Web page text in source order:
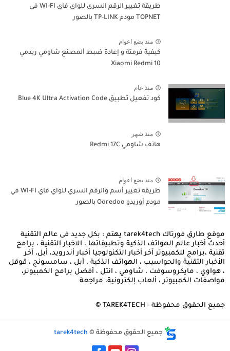
طريقة تغيير الرقم السري للواي فاي WI-FI في
TOPNET مودم TP-LINK بالصور
منذ بضع اعوام
كيفية فرمتة و إعادة ﺿﺒﻂ ﺍﻟﻤﺼﻨﻊ شاومي ريدمي
Xiaomi Redmi 10
منذ عام
كود تفعيل تطبيق Blue 4K Ultra Activation Code
منذ شهر
هاتف شاومي Redmi 17C
منذ بضع اعوام
طريقة تغيير أسم والرقم السري للواي فاي WI-FI في
مودم أوريدو Ooredoo بالصور
موقع طارق فورتاك tarek4tech يهتم : بكل جديد فى عالم التقنية
أحدث أخبار عالم الهواتف الذكية وتطبيقاتها ، الاخبار التقنية ، برامج
تقنية ،برامج للكمبيوتر آخر أخبار التكنولوجيا أخبار أندرويد، أبل، آخر
الأخبار التقنية والحواسيب ، الهواتف الذكية ، آبل ، سامسونج ، قوقل
، هواوي ، مايكروسوفت ، شاومي ، انتل ، أفضل برامج الكمبيوتر،
مواصفات الكمبيوتر ، ألعاب إلكترونية، مراجعة
جميع الحقوق محفوظة - TAREK4TECH ©
جميع الحقوق محفوظة © tarek4tech